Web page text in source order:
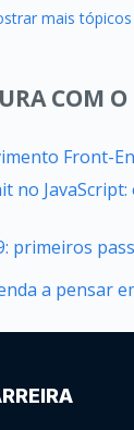
mais tópicos
COM
Front-
no
primeiros
a pensar